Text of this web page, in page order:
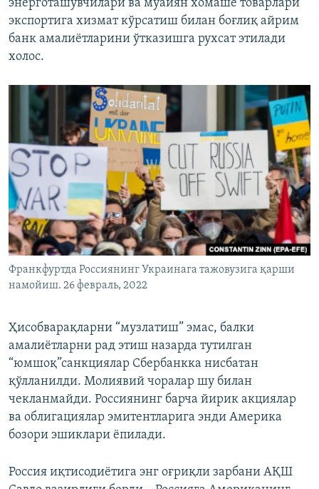
энерготашувчилари ва муайян хомашё товарлари
экспортига хизмат кўрсатиш билан боғлиқ айрим
банк амалиётларини ўтказишга рухсат этилади
холос.
Франкфуртда Россиянинг Украинага тажовузига қарши
намойиш. 26 февраль, 2022
Ҳисобварақларни “музлатиш” эмас, балки
амалиётларни рад этиш назарда тутилган
“юмшоқ”санкциялар Сбербанкка нисбатан
қўлланилди. Молиявий чоралар шу билан
чекланмайди. Россиянинг барча йирик акциялар
ва облигациялар эмитентларига энди Америка
бозори эшиклари ёпилади.
Россия иқтисодиётига энг оғриқли зарбани АҚШ